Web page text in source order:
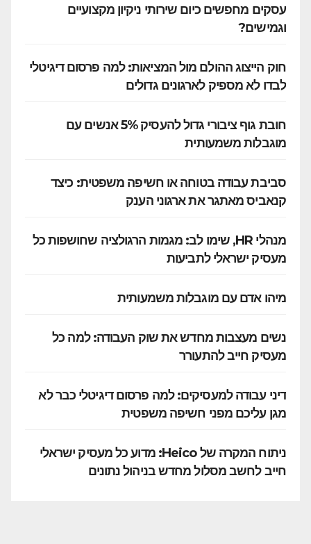
עסקים מחפשים כיום שירותי ניקיון מקצועיים
וגמישים?
חוק הייצוג ההולם מול המציאות: למה פרסום דיגיטלי
לבדו לא מספיק לארגונים גדולים
חובת גוף ציבורי גדול להעסיק 5% אנשים עם
מוגבלות משמעותית
סביבת עבודה בטוחה או חשיפה משפטית: כיצד
קנאביס מאתגר את ארגוני הענק
מנהלי HR, שימו לב: מגמות הרגולציה שחושפות כל
מעסיק ישראלי לתביעות
מיהו אדם עם מוגבלות משמעותית
נשים מעצבות מחדש את שוק העבודה: למה כל
מעסיק חייב להתעורר
דיני עבודה למעסיקים: למה פרסום דיגיטלי כבר לא
מגן עליכם מפני חשיפה משפטית
ניתוח המקרה של Heico: מדוע כל מעסיק ישראלי
חייב לחשב מסלול מחדש בניהול נתונים